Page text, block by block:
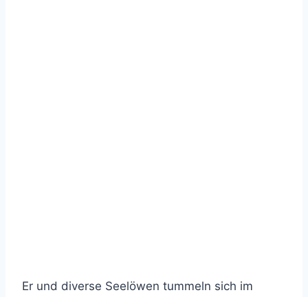
Er und diverse Seelöwen tummeln sich im